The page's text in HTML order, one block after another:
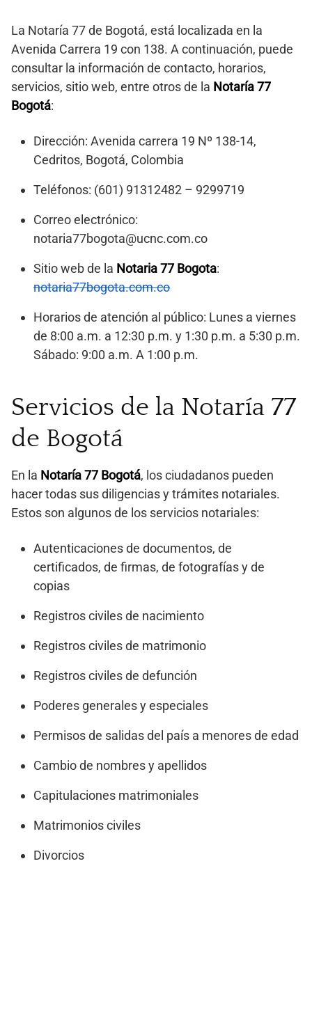
La Notaría 77 de Bogotá, está localizada en la
Avenida Carrera 19 con 138. A continuación, puede
consultar la información de contacto, horarios,
servicios, sitio web, entre otros de la Notaría 77
Bogotá:
Dirección: Avenida carrera 19 Nº 138-14,
Cedritos, Bogotá, Colombia
Teléfonos: (601) 91312482 – 9299719
Correo electrónico:
notaria77bogota@ucnc.com.co
Sitio web de la Notaria 77 Bogota:
notaria77bogota.com.co
Horarios de atención al público: Lunes a viernes
de 8:00 a.m. a 12:30 p.m. y 1:30 p.m. a 5:30 p.m.
Sábado: 9:00 a.m. A 1:00 p.m.
Servicios de la Notaría 77
de Bogotá
En la Notaría 77 Bogotá, los ciudadanos pueden
hacer todas sus diligencias y trámites notariales.
Estos son algunos de los servicios notariales:
Autenticaciones de documentos, de
certificados, de firmas, de fotografías y de
copias
Registros civiles de nacimiento
Registros civiles de matrimonio
Registros civiles de defunción
Poderes generales y especiales
Permisos de salidas del país a menores de edad
Cambio de nombres y apellidos
Capitulaciones matrimoniales
Matrimonios civiles
Divorcios